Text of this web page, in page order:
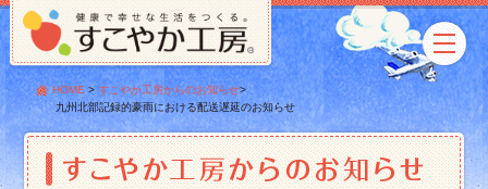
HOME> すこやか工房からのお知らせ>
九州北部記録的豪雨における配送遅延のお知らせ